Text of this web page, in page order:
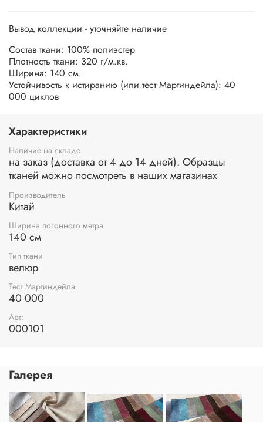
Вывод коллекции - уточняйте наличие
Состав ткани: 100% полиэстер
Плотность ткани: 320 г/м.кв.
Ширина: 140 см.
Устойчивость к истиранию (или тест Мартиндейла): 40
000 циклов
Характеристики
Наличие на складе
на заказ (доставка от 4 до 14 дней). Образцы
тканей можно посмотреть в наших магазинах
Производитель
Китай
Ширина погонного метра
140 см
Тип ткани
велюр
Тест Мартиндейла
40 000
Арт:
000101
Галерея